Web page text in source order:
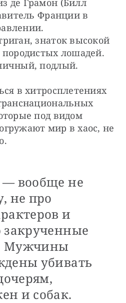
Франции в
знаток высокой
лошадей.
подлый.
в хитросплетениях
под видом
мир в хаос, не
вообще не
не про
и
закрученные
Мужчины
убивать
и собак.